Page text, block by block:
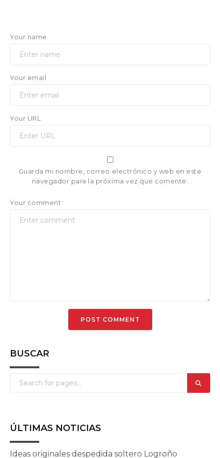
Your name
Your email
Your URL
Guarda mi nombre, correo electrónico y web en este
navegador para la próxima vez que comente.
Your comment
BUSCAR
ÚLTIMAS NOTICIAS
Ideas originales despedida soltero Logroño